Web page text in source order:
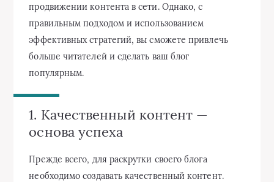
продвижении контента в сети. Однако, с
правильным подходом и использованием
эффективных стратегий, вы сможете привлечь
больше читателей и сделать ваш блог
популярным.
1. Качественный контент —
основа успеха
Прежде всего, для раскрутки своего блога
необходимо создавать качественный контент.